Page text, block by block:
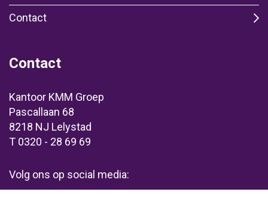
Contact
Contact
Kantoor KMM Groep
Pascallaan 68
8218 NJ Lelystad
T 0320 - 28 69 69
Volg ons op social media: